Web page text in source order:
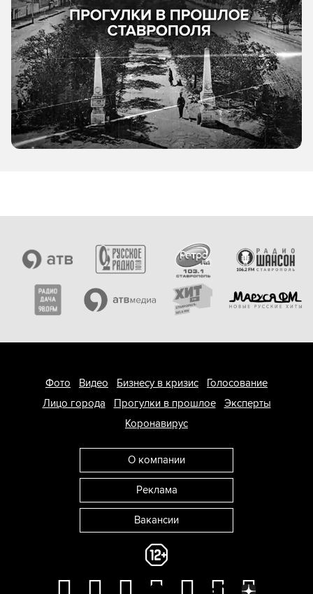
Фото Видео Бизнесу в кризис
Голосование
Лицо города
Прогулки в прошлое
Эксперты
Коронавирус
О компании
Реклама
Вакансии